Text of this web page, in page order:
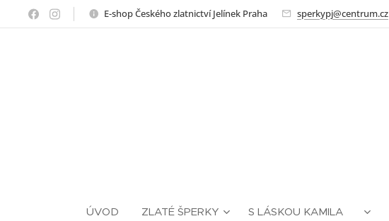
E-shop Českého zlatnictví Jelínek Praha sperkypj@centrum.cz
ÚVOD ZLATÉ ŠPERKY S LÁSKOU KAMILA ❤